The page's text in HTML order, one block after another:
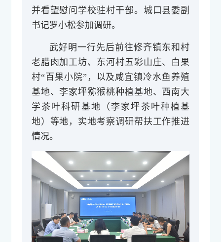
并看望慰问学校驻村干部。城口县委副
书记罗小松参加调研。
武好明一行先后前往修齐镇东和村
老腊肉加工坊、东河村五彩山庄、白果
村“百果小院”，以及咸宜镇冷水鱼养殖
基地、李家坪猕猴桃种植基地、西南大
学茶叶科研基地（李家坪茶叶种植基
地）等地，实地考察调研帮扶工作推进
情况。